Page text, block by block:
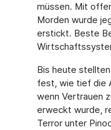
müssen. Mit
Morden wurde
erstickt. Beste
Bis heute
fest, wie tief die
wenn Vertrauen
erweckt wurde,
Terror unter